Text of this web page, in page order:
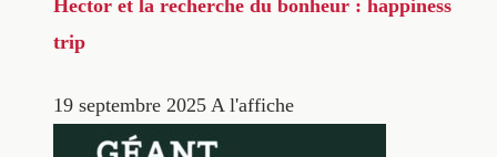
Hector et la recherche du bonheur : happiness
trip
19 septembre 2025 A l'affiche